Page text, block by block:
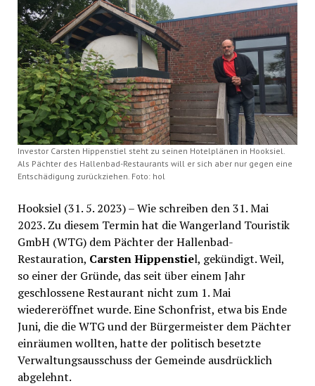
Investor Carsten Hippenstiel steht zu seinen Hotelplänen in Hooksiel.
Als Pächter des Hallenbad-Restaurants will er sich aber nur gegen eine
Entschädigung zurückziehen. Foto: hol
Hooksiel (31. 5. 2023) – Wie schreiben den 31. Mai
2023. Zu diesem Termin hat die Wangerland Touristik
GmbH (WTG) dem Pächter der Hallenbad-
Restauration, Carsten Hippenstiel, gekündigt. Weil,
so einer der Gründe, das seit über einem Jahr
geschlossene Restaurant nicht zum 1. Mai
wiedereröffnet wurde. Eine Schonfrist, etwa bis Ende
Juni, die die WTG und der Bürgermeister dem Pächter
einräumen wollten, hatte der politisch besetzte
Verwaltungsausschuss der Gemeinde ausdrücklich
abgelehnt.